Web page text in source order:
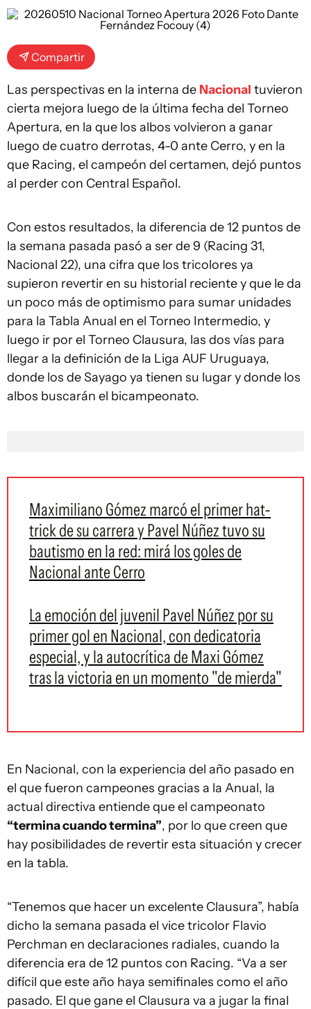
Compartir
Las perspectivas en la interna de Nacional tuvieron
cierta mejora luego de la última fecha del Torneo
Apertura, en la que los albos volvieron a ganar
luego de cuatro derrotas, 4-0 ante Cerro, y en la
que Racing, el campeón del certamen, dejó puntos
al perder con Central Español.
Con estos resultados, la diferencia de 12 puntos de
la semana pasada pasó a ser de 9 (Racing 31,
Nacional 22), una cifra que los tricolores ya
supieron revertir en su historial reciente y que le da
un poco más de optimismo para sumar unidades
para la Tabla Anual en el Torneo Intermedio, y
luego ir por el Torneo Clausura, las dos vías para
llegar a la definición de la Liga AUF Uruguaya,
donde los de Sayago ya tienen su lugar y donde los
albos buscarán el bicampeonato.
Maximiliano Gómez marcó el primer hat-
trick de su carrera y Pavel Núñez tuvo su
bautismo en la red: mirá los goles de
Nacional ante Cerro
La emoción del juvenil Pavel Núñez por su
primer gol en Nacional, con dedicatoria
especial, y la autocrítica de Maxi Gómez
tras la victoria en un momento "de mierda"
En Nacional, con la experiencia del año pasado en
el que fueron campeones gracias a la Anual, la
actual directiva entiende que el campeonato
“termina cuando termina”, por lo que creen que
hay posibilidades de revertir esta situación y crecer
en la tabla.
“Tenemos que hacer un excelente Clausura”, había
dicho la semana pasada el vice tricolor Flavio
Perchman en declaraciones radiales, cuando la
diferencia era de 12 puntos con Racing. “Va a ser
difícil que este año haya semifinales como el año
pasado. El que gane el Clausura va a jugar la final